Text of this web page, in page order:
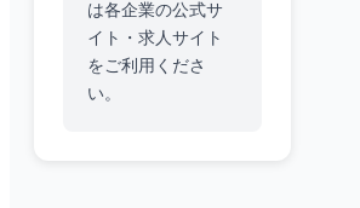
は各企業の公式サ
イト・求人サイト
をご利用くださ
い。